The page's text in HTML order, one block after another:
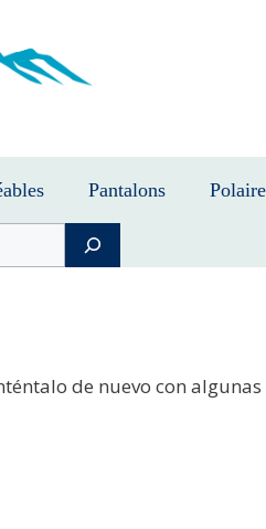
Pantalons
de nuevo con